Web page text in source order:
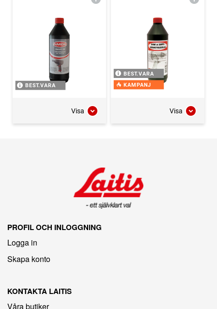
BEST.VARA
Visa
BEST.VARA
KAMPANJ
Visa
PROFIL OCH INLOGGNING
Logga in
Skapa konto
KONTAKTA LAITIS
Våra butiker